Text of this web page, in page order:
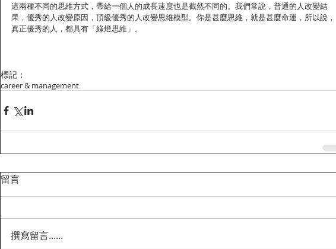
這兩種不同的思維方式，帶給一個人的成長速度也是截然不同的。我們常說，普通的人改變結
果，優秀的人改變原因，頂級優秀的人改變思維模型。你是甚麼思維，就是甚麼命運，所以說，
真正優秀的人，都具有「綠燈思維」。
標記：
career & management
留言
撰寫留言......